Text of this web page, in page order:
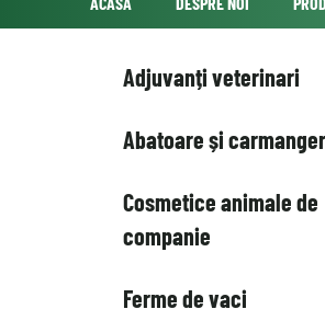
Adjuvanți veterinari
Abatoare și
Cosmetice animale de
companie
Ferme de vaci